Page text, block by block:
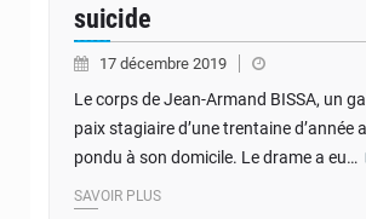
suicide
17 décembre 2019
Le corps de Jean-Armand BISSA, un
paix stagiaire d’une trentaine d’année
pondu à son domicile. Le drame a eu…
SAVOIR PLUS